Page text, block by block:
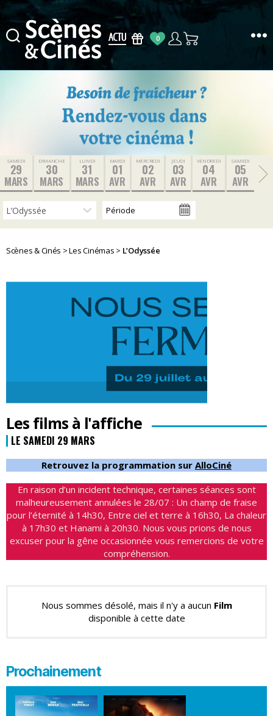
Cinés
0
SAMEDI
29
MARS
DIMANCHE
30
MARS
LUNDI
31
MARS
MARDI
01
AVR
MERCREDI
02
AVR
JEUDI
03
AVR
VENDREDI
04
AVR
SAMEDI
05
AVR
Scènes & Cinés >Les Cinémas > L’Odyssée
Les films à l'affiche
LE SAMEDI 29 MARS
Retrouvez la programmation sur AlloCiné
En raison d’un incident technique, certaines séances sont
malheureusement annulées le 28/07 : Un champ de fraise
pour l’éternité à 14h30, Entre ciel et terre à 16h30, La chaleur
à 17h30 et Hanami à 20h30. Nous vous prions de nous
excuser pour la gêne occasionnée vous remercions de votre
compréhension.
Nous sommes désolé, mais il n'y a aucun Film
disponible à cette date
Prochainement